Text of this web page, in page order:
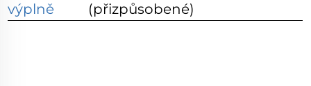
výplně
(přizpůsobené)